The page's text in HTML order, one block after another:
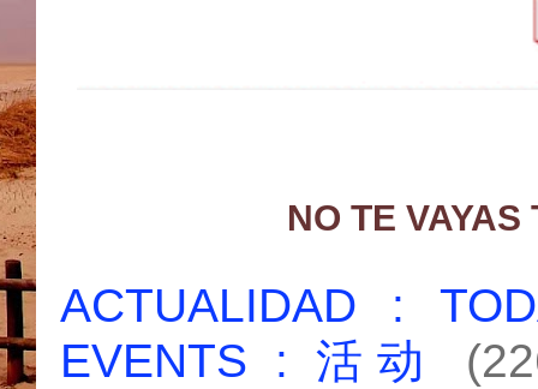
NO TE
ACTUALIDAD :
EVENTS : 活动